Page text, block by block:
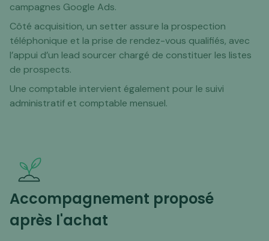
campagnes Google Ads.
Côté acquisition, un setter assure la prospection
téléphonique et la prise de rendez-vous qualifiés, avec
l’appui d’un lead sourcer chargé de constituer les listes
de prospects.
Une comptable intervient également pour le suivi
administratif et comptable mensuel.
Accompagnement proposé
après l'achat